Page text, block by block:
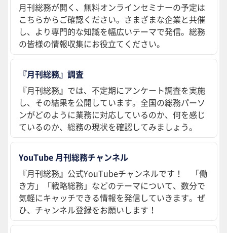
月刊総務が開く、無料オンラインセミナーの予定は
こちらからご確認ください。さまざまな企業と共催
し、より専門的な知識を幅広いテーマで発信。総務
の皆様の情報収集にお役立てください。
『月刊総務』調査
『月刊総務』では、不定期にアンケート調査を実施
し、その結果を公開しています。全国の総務パーソ
ンがどのように業務に対応しているのか、何を感じ
ているのか、総務の現状を確認してみましょう。
YouTube 月刊総務チャンネル
『月刊総務』公式YouTubeチャンネルです！ 「働
き方」「戦略総務」などのテーマについて、数分で
気軽にキャッチできる情報を発信していきます。ぜ
ひ、チャンネル登録をお願いします！